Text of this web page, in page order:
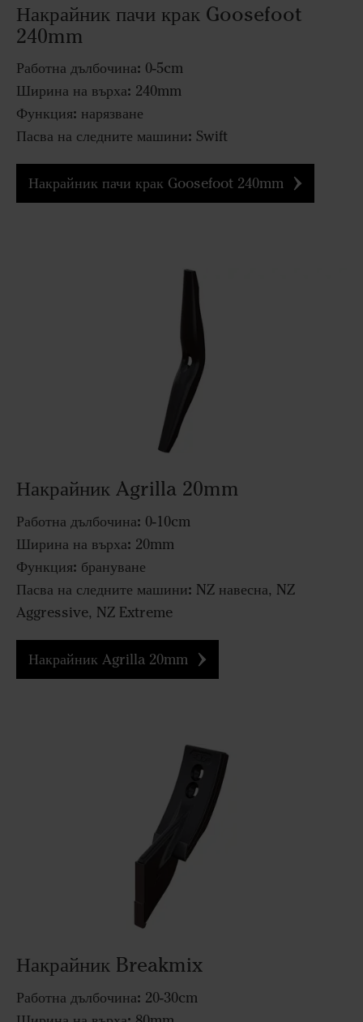
Накрайник пачи крак Goosefoot
240mm
Работна дълбочина: 0-5cm
Ширина на върха: 240mm
Функция: нарязване
Пасва на следните машини: Swift
Накрайник пачи крак Goosefoot 240mm
Накрайник Agrilla 20mm
Работна дълбочина: 0-10cm
Ширина на върха: 20mm
Функция: брануване
Пасва на следните машини: NZ навесна, NZ
Aggressive, NZ Extreme
Накрайник Agrilla 20mm
Накрайник Breakmix
Работна дълбочина: 20-30cm